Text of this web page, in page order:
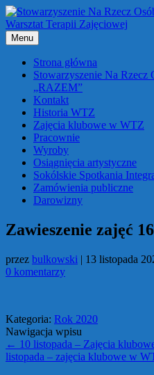
Przejdź
do
treści
Menu
Strona główna
Stowarzyszenie Na Rzecz
„RAZEM”
Kontakt
Historia WTZ
Zajęcia klubowe w WTZ
Pracownie
Wyroby
Osiągnięcia artystyczne
Sokólskie Spotkania
Zamówienia publiczne
Darowizny
Zawieszenie zajęć
przez bulkowski | 13 listopada
0 komentarzy
Kategoria: Rok 2020
Nawigacja wpisu
← 10 listopada – Zajęcia
listopada – zajęcia klubowe w